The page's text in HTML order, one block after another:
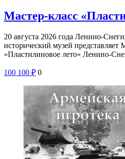
Мастер-класс
20 августа 2026 года Ленино-
исторический музей представляет
«Пластилиновое лето» Ленино-
100 100 ₽ 0